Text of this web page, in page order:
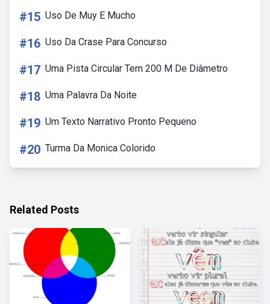
#15 Uso De Muy E Mucho
#16 Uso Da Crase Para Concurso
#17 Uma Pista Circular Tem 200 M De Diâmetro
#18 Uma Palavra Da Noite
#19 Um Texto Narrativo Pronto Pequeno
#20 Turma Da Monica Colorido
Related Posts